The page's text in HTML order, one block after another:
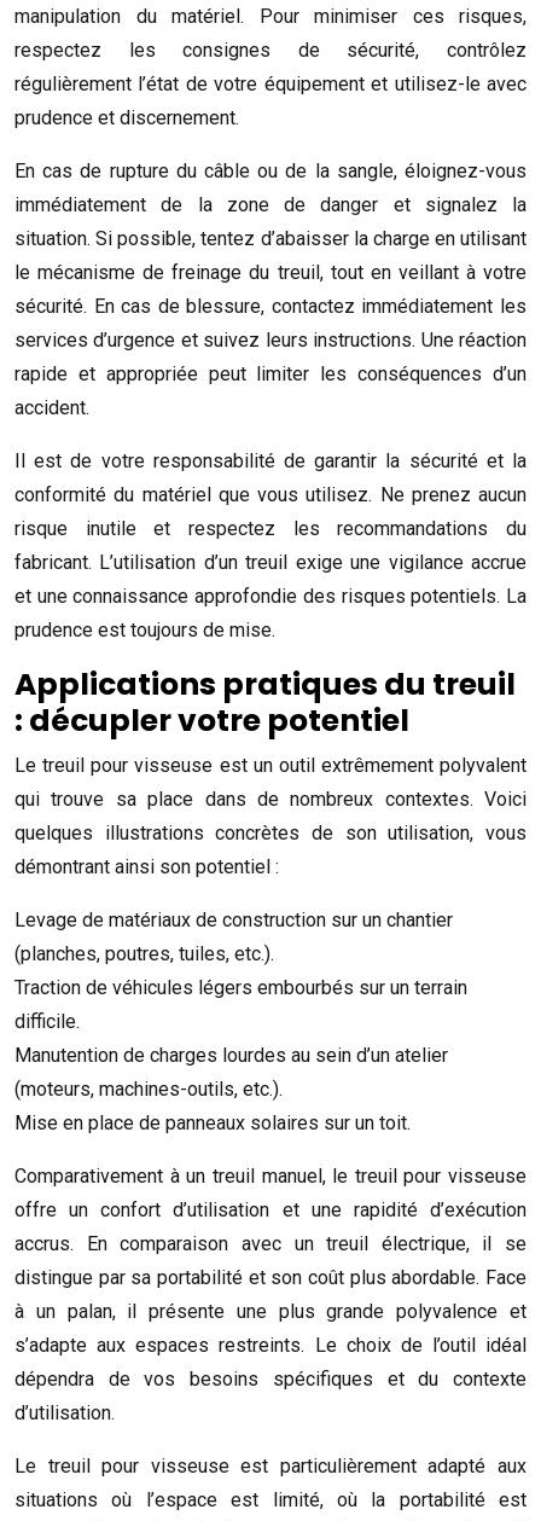
manipulation du matériel. Pour minimiser ces risques,
respectez les consignes de sécurité, contrôlez
régulièrement l’état de votre équipement et utilisez-le avec
prudence et discernement.
En cas de rupture du câble ou de la sangle, éloignez-vous
immédiatement de la zone de danger et signalez la
situation. Si possible, tentez d’abaisser la charge en utilisant
le mécanisme de freinage du treuil, tout en veillant à votre
sécurité. En cas de blessure, contactez immédiatement les
services d’urgence et suivez leurs instructions. Une réaction
rapide et appropriée peut limiter les conséquences d’un
accident.
Il est de votre responsabilité de garantir la sécurité et la
conformité du matériel que vous utilisez. Ne prenez aucun
risque inutile et respectez les recommandations du
fabricant. L’utilisation d’un treuil exige une vigilance accrue
et une connaissance approfondie des risques potentiels. La
prudence est toujours de mise.
Applications pratiques du treuil
: décupler votre potentiel
Le treuil pour visseuse est un outil extrêmement polyvalent
qui trouve sa place dans de nombreux contextes. Voici
quelques illustrations concrètes de son utilisation, vous
démontrant ainsi son potentiel :
Levage de matériaux de construction sur un chantier
(planches, poutres, tuiles, etc.).
Traction de véhicules légers embourbés sur un terrain
difficile.
Manutention de charges lourdes au sein d’un atelier
(moteurs, machines-outils, etc.).
Mise en place de panneaux solaires sur un toit.
Comparativement à un treuil manuel, le treuil pour visseuse
offre un confort d’utilisation et une rapidité d’exécution
accrus. En comparaison avec un treuil électrique, il se
distingue par sa portabilité et son coût plus abordable. Face
à un palan, il présente une plus grande polyvalence et
s’adapte aux espaces restreints. Le choix de l’outil idéal
dépendra de vos besoins spécifiques et du contexte
d’utilisation.
Le treuil pour visseuse est particulièrement adapté aux
situations où l’espace est limité, où la portabilité est